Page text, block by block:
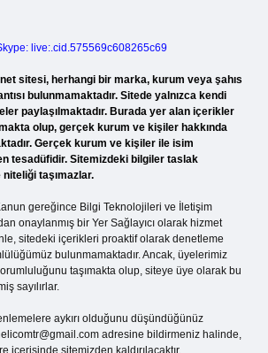
live:.cid.575569c608265c69
sitesi, herhangi bir marka, kurum veya şahıs
bulunmamaktadır. Sitede yalnızca kendi
paylaşılmaktadır. Burada yer alan içerikler
olup, gerçek kurum ve kişiler hakkında
Gerçek kurum ve kişiler ile isim
tesadüfidir. Sitemizdeki bilgiler taslak
taşımazlar.
gereğince Bilgi Teknolojileri ve İletişim
onaylanmış bir Yer Sağlayıcı olarak hizmet
sitedeki içerikleri proaktif olarak denetleme
bulunmamaktadır. Ancak, üyelerimiz
taşımakta olup, siteye üye olarak bu
sayılırlar.
aykırı olduğunu düşündüğünüz
adresine bildirmeniz halinde,
içerisinde sitemizden kaldırılacaktır.